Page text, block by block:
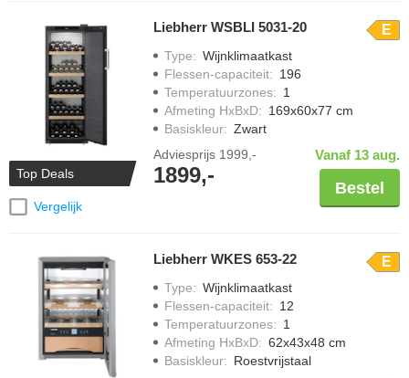
Top Deals
Vergelijk
Liebherr WSBLI 5031-20 E
Type: Wijnklimaatkast
Flessen-capaciteit: 196
Temperatuurzones: 1
Afmeting HxBxD: 169x60x77 cm
Basiskleur: Zwart
Adviesprijs 1999,-
1899,-
Vanaf 13 aug.
Bestel
Liebherr WKES 653-22 E
Type: Wijnklimaatkast
Flessen-capaciteit: 12
Temperatuurzones: 1
Afmeting HxBxD: 62x43x48 cm
Basiskleur: Roestvrijstaal